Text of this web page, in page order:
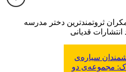
ثروتمندترین دختر مدرسه
قدیانی
سیاره‌ی
مجموعه‌ی دو